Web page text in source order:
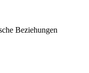
Beziehungen